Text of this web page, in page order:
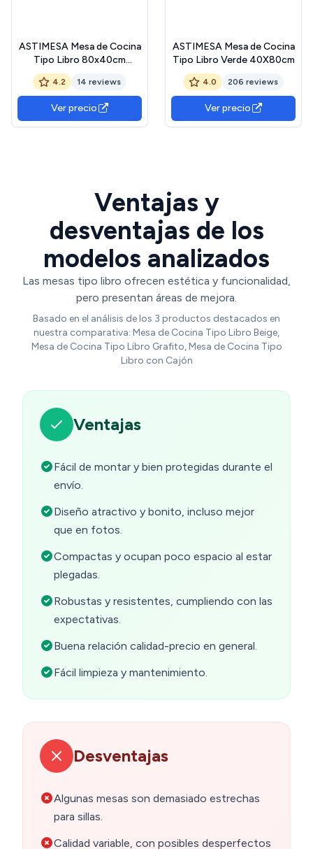
ASTIMESA Mesa de Cocina
Tipo Libro 80x40cm
Laminado Cervino
4.2 14 reviews
Ver precio
ASTIMESA Mesa de Cocina
Tipo Libro Verde 40X80cm
4.0 206 reviews
Ver precio
Ventajas y
desventajas de los
modelos analizados
Las mesas tipo libro ofrecen estética y funcionalidad,
pero presentan áreas de mejora.
Basado en el análisis de los 3 productos destacados en
nuestra comparativa: Mesa de Cocina Tipo Libro Beige,
Mesa de Cocina Tipo Libro Grafito, Mesa de Cocina Tipo
Libro con Cajón
Ventajas
Fácil de montar y bien protegidas durante el
envío.
Diseño atractivo y bonito, incluso mejor
que en fotos.
Compactas y ocupan poco espacio al estar
plegadas.
Robustas y resistentes, cumpliendo con las
expectativas.
Buena relación calidad-precio en general.
Fácil limpieza y mantenimiento.
Desventajas
Algunas mesas son demasiado estrechas
para sillas.
Calidad variable, con posibles desperfectos